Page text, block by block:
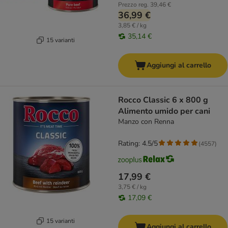
15 varianti
Prezzo reg. 39,46 €
36,99 €
3,85 € / kg
35,14 €
Aggiungi al carrello
15 varianti
Rocco Classic 6 x 800 g
Alimento umido per cani
Manzo con Renna
17,99 €
3,75 € / kg
17,09 €
Rating: 4.5/5 (4557)